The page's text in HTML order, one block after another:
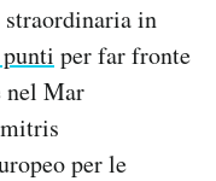
straordinaria in
per far fronte
nel Mar
per le